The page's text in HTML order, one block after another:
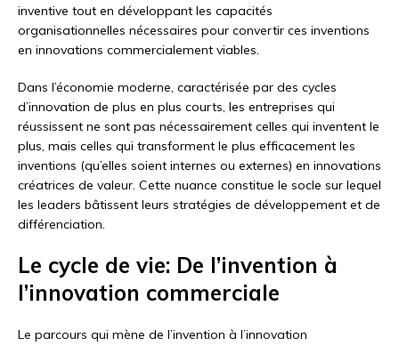
inventive tout en développant les capacités
organisationnelles nécessaires pour convertir ces inventions
en innovations commercialement viables.
Dans l’économie moderne, caractérisée par des cycles
d’innovation de plus en plus courts, les entreprises qui
réussissent ne sont pas nécessairement celles qui inventent le
plus, mais celles qui transforment le plus efficacement les
inventions (qu’elles soient internes ou externes) en innovations
créatrices de valeur. Cette nuance constitue le socle sur lequel
les leaders bâtissent leurs stratégies de développement et de
différenciation.
Le cycle de vie: De l’invention à
l’innovation commerciale
Le parcours qui mène de l’invention à l’innovation